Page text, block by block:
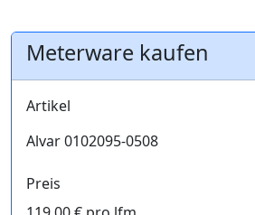
Meterware kaufen
Artikel
Alvar 0102095-0508
Preis